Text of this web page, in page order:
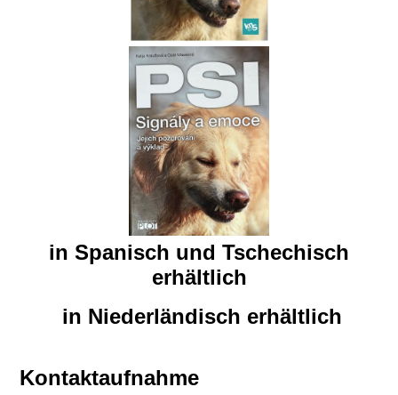
in Spanisch und Tschechisch
erhältlich
in Niederländisch erhältlich
Kontaktaufnahme